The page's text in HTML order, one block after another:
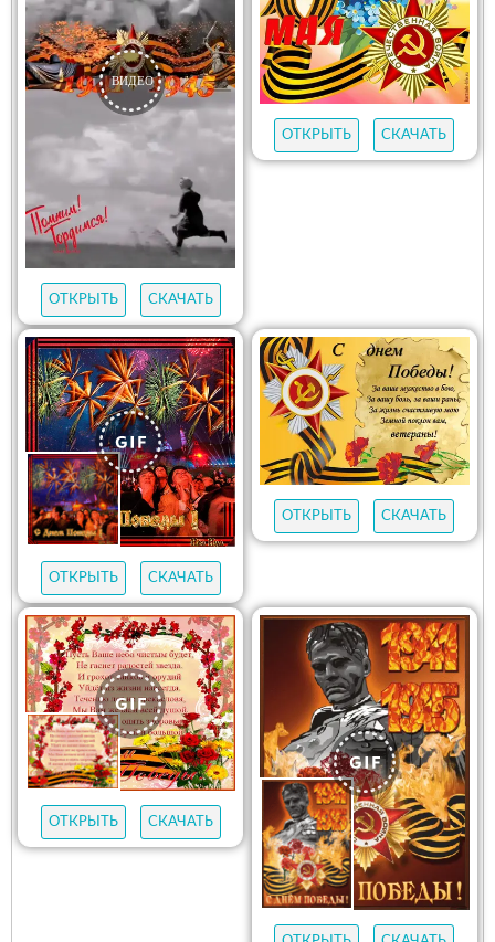
ОТКРЫТЬ СКАЧАТЬ
ОТКРЫТЬ СКАЧАТЬ
ОТКРЫТЬ СКАЧАТЬ
ОТКРЫТЬ СКАЧАТЬ
ОТКРЫТЬ СКАЧАТЬ